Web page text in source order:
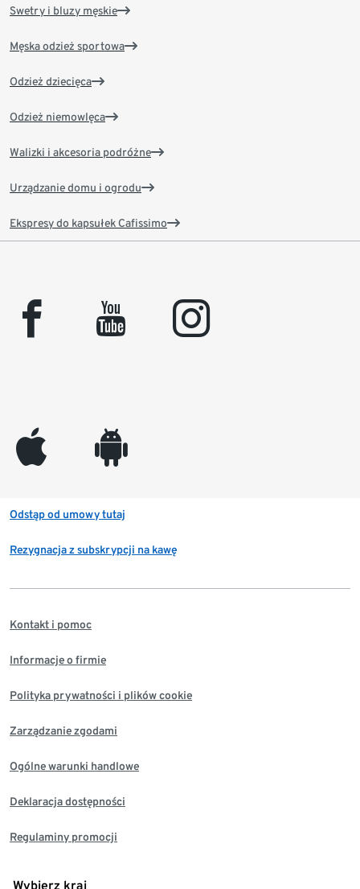
Swetry i bluzy męskie
Męska odzież sportowa
Odzież dziecięca
Odzież niemowlęca
Walizki i akcesoria podróżne
Urządzanie domu i ogrodu
Ekspresy do kapsułek Cafissimo
facebook youtube instagram
appleinc android
Odstąp od umowy tutaj
Rezygnacja z subskrypcji na kawę
Kontakt i pomoc
Informacje o firmie
Polityka prywatności i plików cookie
Zarządzanie zgodami
Ogólne warunki handlowe
Deklaracja dostępności
Regulaminy promocji
Wybierz kraj